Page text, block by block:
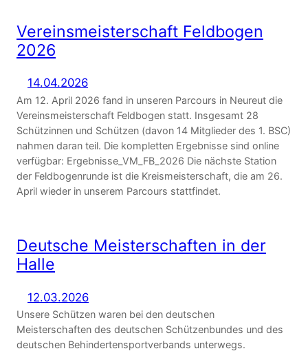
Vereinsmeisterschaft Feldbogen
2026
14.04.2026
Am 12. April 2026 fand in unseren Parcours in Neureut die
Vereinsmeisterschaft Feldbogen statt. Insgesamt 28
Schützinnen und Schützen (davon 14 Mitglieder des 1. BSC)
nahmen daran teil. Die kompletten Ergebnisse sind online
verfügbar: Ergebnisse_VM_FB_2026 Die nächste Station
der Feldbogenrunde ist die Kreismeisterschaft, die am 26.
April wieder in unserem Parcours stattfindet.
Deutsche Meisterschaften in der
Halle
12.03.2026
Unsere Schützen waren bei den deutschen
Meisterschaften des deutschen Schützenbundes und des
deutschen Behindertensportverbands unterwegs.